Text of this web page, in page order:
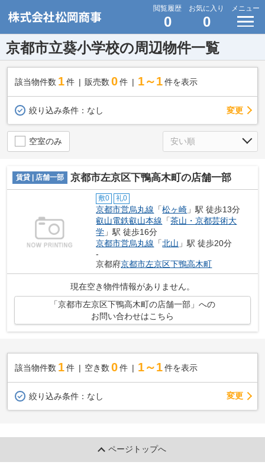
閲覧履歴
0
お気に入り
0
メニュー
京都市立葵小学校の周辺物件一覧
該当物件数 1件 販売数 0 件 1～1 件を表示
絞り込み条件： なし 変更
空室のみ
賃貸 | 店舗一部 京都市左京区下鴨高木町の店舗一部
敷0 礼0
京都市営烏丸線 「松ヶ崎 」駅 徒歩13分
叡山電鉄叡山本線 「茶山・京都芸術大
学 」駅 徒歩16分
京都市営烏丸線 「北山 」駅 徒歩20分
-
京都府京都市左京区下鴨高木町
現在空き物件情報がありません。
「京都市左京区下鴨高木町の店舗一部」への
お問い合わせはこちら
該当物件数 1件 空き数 0 件 1～1 件を表示
絞り込み条件： なし 変更
ページトップへ